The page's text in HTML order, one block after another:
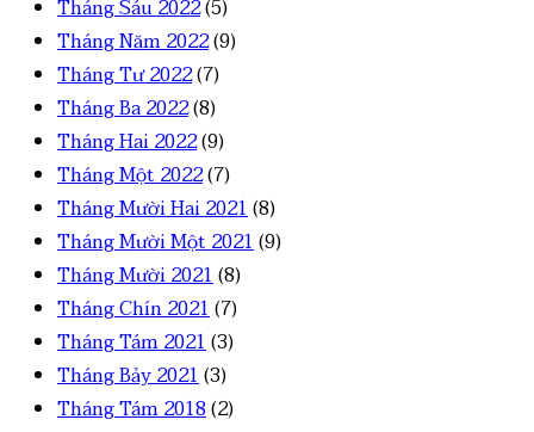
Tháng Sáu 2022(5)
Tháng Năm 2022(9)
Tháng Tư 2022(7)
Tháng Ba 2022(8)
Tháng Hai 2022(9)
Tháng Một 2022(7)
Tháng Mười Hai 2021(8)
Tháng Mười Một 2021(9)
Tháng Mười 2021(8)
Tháng Chín 2021(7)
Tháng Tám 2021(3)
Tháng Bảy 2021(3)
Tháng Tám 2018(2)